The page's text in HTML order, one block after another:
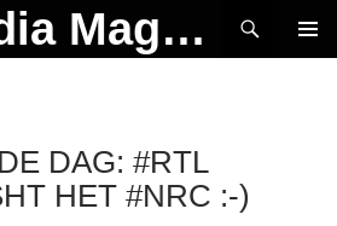
MAD Media Magazine
DAG: #RTL
HET #NRC :-)